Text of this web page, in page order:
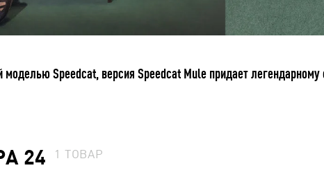
моделью Speedcat, версия Speedcat Mule придает
24 1 ТОВАР